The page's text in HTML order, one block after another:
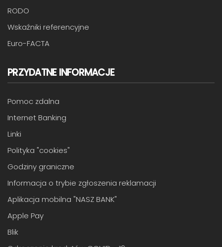
RODO
Wskaźniki referencyjne
Euro-FACTA
PRZYDATNE INFORMACJE
Pomoc zdalna
Internet Banking
Linki
Polityka "cookies"
Godziny graniczne
Informacja o trybie zgłoszenia reklamacji
Aplikacja mobilna "NASZ BANK"
Apple Pay
Blik